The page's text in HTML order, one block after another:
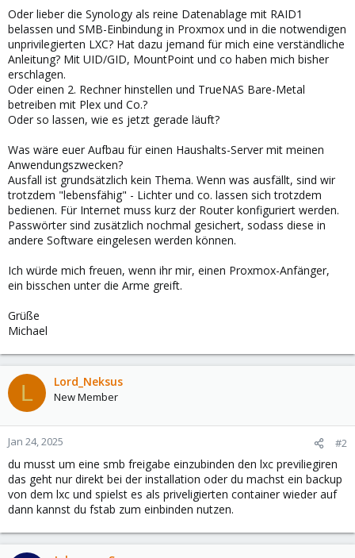
Oder lieber die Synology als reine Datenablage mit RAID1
belassen und SMB-Einbindung in Proxmox und in die notwendigen
unprivilegierten LXC? Hat dazu jemand für mich eine verständliche
Anleitung? Mit UID/GID, MountPoint und co haben mich bisher
erschlagen.
Oder einen 2. Rechner hinstellen und TrueNAS Bare-Metal
betreiben mit Plex und Co.?
Oder so lassen, wie es jetzt gerade läuft?
Was wäre euer Aufbau für einen Haushalts-Server mit meinen
Anwendungszwecken?
Ausfall ist grundsätzlich kein Thema. Wenn was ausfällt, sind wir
trotzdem "lebensfähig" - Lichter und co. lassen sich trotzdem
bedienen. Für Internet muss kurz der Router konfiguriert werden.
Passwörter sind zusätzlich nochmal gesichert, sodass diese in
andere Software eingelesen werden können.
Ich würde mich freuen, wenn ihr mir, einen Proxmox-Anfänger,
ein bisschen unter die Arme greift.
Grüße
Michael
L Lord_Neksus
New Member
Jan 24, 2025 #2
du musst um eine smb freigabe einzubinden den lxc previliegiren
das geht nur direkt bei der installation oder du machst ein backup
von dem lxc und spielst es als priveligierten container wieder auf
dann kannst du fstab zum einbinden nutzen.